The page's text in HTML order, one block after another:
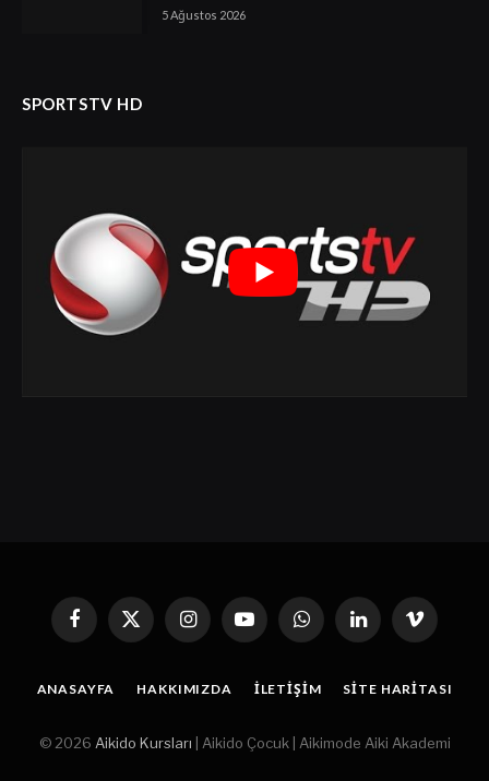
5 Ağustos 2026
SPORTSTV HD
Facebook
X
(Twitter)
InstagramYouTubeWhatsAppLinkedin'de
Paylaş
Vimeo
ANASAYFA HAKKIMIZDA İLETIŞIM SITE HARITASI
© 2026 Aikido Kursları | Aikido Çocuk | Aikimode Aiki Akademi